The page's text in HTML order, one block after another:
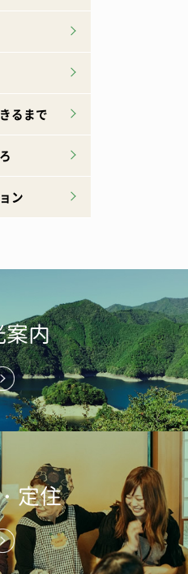
るまで
ン
案内
定住